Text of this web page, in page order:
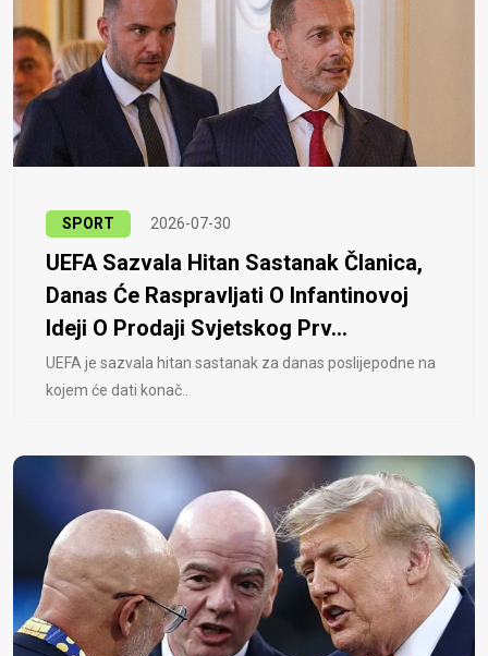
SPORT 2026-07-30
UEFA Sazvala Hitan Sastanak Članica,
Danas Će Raspravljati O Infantinovoj
Ideji O Prodaji Svjetskog Prv...
UEFA je sazvala hitan sastanak za danas poslijepodne na
kojem će dati konač..